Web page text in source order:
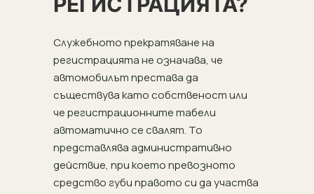
Служебното прекратяване на
регистрацията не означава, че
автомобилът престава да
съществува като собственост или
че регистрационните табели
автоматично се свалят. То
представлява административно
действие, при което превозното
средство губи правото си да участва